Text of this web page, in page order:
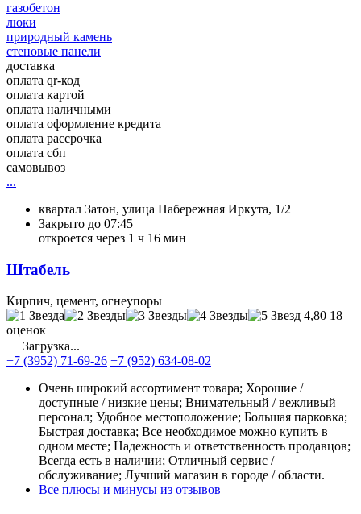
газобетон
люки
природный камень
стеновые панели
доставка
оплата qr-код
оплата картой
оплата наличными
оплата оформление кредита
оплата рассрочка
оплата сбп
самовывоз
...
квартал Затон, улица Набережная Иркута, 1/2
Закрыто до 07:45
откроется через 1 ч 16 мин
Штабель
Кирпич, цемент, огнеупоры
4,80 18
оценок
Загрузка...
+7 (3952) 71-69-26 +7 (952) 634-08-02
Очень широкий ассортимент товара; Хорошие /
доступные / низкие цены; Внимательный / вежливый
персонал; Удобное местоположение; Большая парковка;
Быстрая доставка; Все необходимое можно купить в
одном месте; Надежность и ответственность продавцов;
Всегда есть в наличии; Отличный сервис /
обслуживание; Лучший магазин в городе / области.
Все плюсы и минусы из отзывов